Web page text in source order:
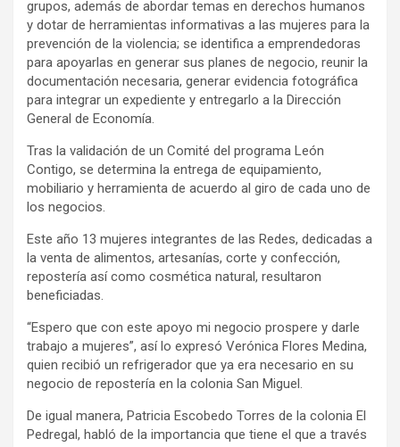
grupos, además de abordar temas en derechos humanos
y dotar de herramientas informativas a las mujeres para la
prevención de la violencia; se identifica a emprendedoras
para apoyarlas en generar sus planes de negocio, reunir la
documentación necesaria, generar evidencia fotográfica
para integrar un expediente y entregarlo a la Dirección
General de Economía.
Tras la validación de un Comité del programa León
Contigo, se determina la entrega de equipamiento,
mobiliario y herramienta de acuerdo al giro de cada uno de
los negocios.
Este año 13 mujeres integrantes de las Redes, dedicadas a
la venta de alimentos, artesanías, corte y confección,
repostería así como cosmética natural, resultaron
beneficiadas.
“Espero que con este apoyo mi negocio prospere y darle
trabajo a mujeres”, así lo expresó Verónica Flores Medina,
quien recibió un refrigerador que ya era necesario en su
negocio de repostería en la colonia San Miguel.
De igual manera, Patricia Escobedo Torres de la colonia El
Pedregal, habló de la importancia que tiene el que a través